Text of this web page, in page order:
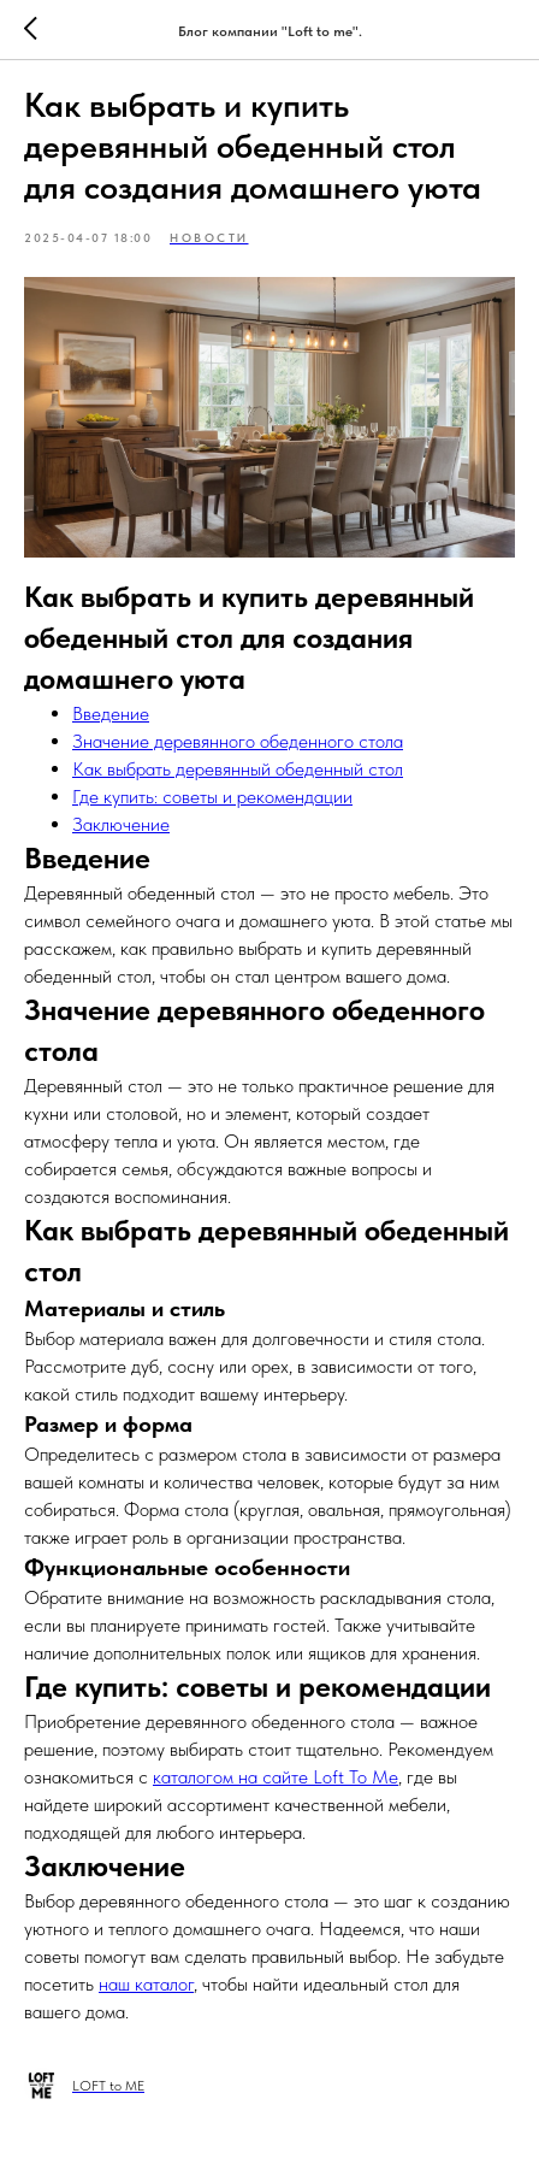
Блог компании "Loft to me".
Как выбрать и купить
деревянный обеденный стол
для создания домашнего уюта
2025-04-07 18:00 НОВОСТИ
Как выбрать и купить деревянный
обеденный стол для создания
домашнего уюта
Введение
Значение деревянного обеденного стола
Как выбрать деревянный обеденный стол
Где купить: советы и рекомендации
Заключение
Введение
Деревянный обеденный стол — это не просто мебель. Это
символ семейного очага и домашнего уюта. В этой статье мы
расскажем, как правильно выбрать и купить деревянный
обеденный стол, чтобы он стал центром вашего дома.
Значение деревянного обеденного
стола
Деревянный стол — это не только практичное решение для
кухни или столовой, но и элемент, который создает
атмосферу тепла и уюта. Он является местом, где
собирается семья, обсуждаются важные вопросы и
создаются воспоминания.
Как выбрать деревянный обеденный
стол
Материалы и стиль
Выбор материала важен для долговечности и стиля стола.
Рассмотрите дуб, сосну или орех, в зависимости от того,
какой стиль подходит вашему интерьеру.
Размер и форма
Определитесь с размером стола в зависимости от размера
вашей комнаты и количества человек, которые будут за ним
собираться. Форма стола (круглая, овальная, прямоугольная)
также играет роль в организации пространства.
Функциональные особенности
Обратите внимание на возможность раскладывания стола,
если вы планируете принимать гостей. Также учитывайте
наличие дополнительных полок или ящиков для хранения.
Где купить: советы и рекомендации
Приобретение деревянного обеденного стола — важное
решение, поэтому выбирать стоит тщательно. Рекомендуем
ознакомиться с каталогом на сайте Loft To Me, где вы
найдете широкий ассортимент качественной мебели,
подходящей для любого интерьера.
Заключение
Выбор деревянного обеденного стола — это шаг к созданию
уютного и теплого домашнего очага. Надеемся, что наши
советы помогут вам сделать правильный выбор. Не забудьте
посетить наш каталог, чтобы найти идеальный стол для
вашего дома.
LOFT to ME